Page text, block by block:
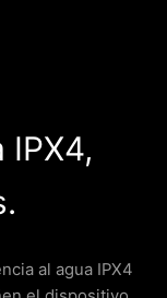
IPX4,
al agua IPX4